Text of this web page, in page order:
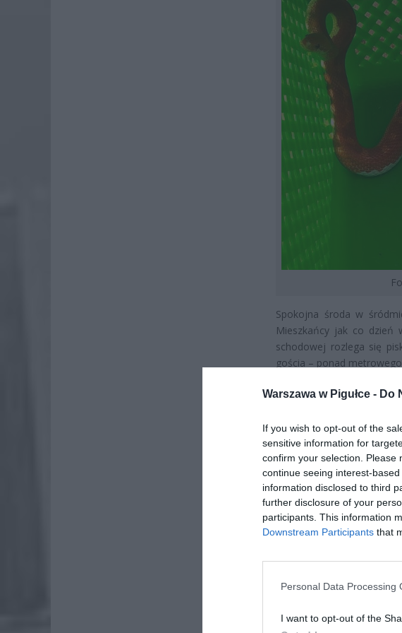
Warszawa w Pigułce - Do
If you wish to opt-out of the
sensitive information for
confirm your selection. Please
continue seeing interest-
information disclosed to third
further disclosure of your
participants. This information
Downstream Participants that
Personal Data Processing
I want to opt-out of the
Spokojna środa w
Mieszkańcy jak co dzień
schodowej rozlega się
gościa – ponad
ZOBACZ RÓWNIEŻ: